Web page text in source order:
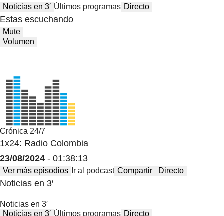
Noticias en 3′ Últimos programas Directo
Estas escuchando
Mute
Volumen
Crónica 24/7
1x24: Radio Colombia
23/08/2024 - 01:38:13
Ver más episodios Ir al podcast Compartir Directo
Noticias en 3′
Noticias en 3′
Noticias en 3′ Últimos programas Directo